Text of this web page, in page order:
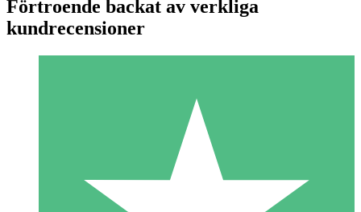
Individuella Kreditpaket
Betala per användning med nedladdningskrediter. Inget
Förtroende backat av verkliga
kundrecensioner